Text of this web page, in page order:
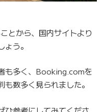
とから、国内サイトより
う。
も多く、Booking.comを
数多く見られました。